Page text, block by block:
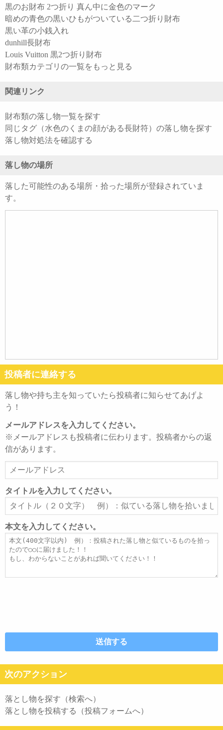
黒のお財布 2つ折り 真ん中に金色のマーク
暗めの青色の黒いひもがついている二つ折り財布
黒い革の小銭入れ
dunhill長財布
Louis Vuitton 黒2つ折り財布
財布類カテゴリの一覧をもっと見る
関連リンク
財布類の落し物一覧を探す
同じタグ（水色のくまの顔がある長財符）の落し物を探す
落し物対処法を確認する
落し物の場所
落した可能性のある場所・拾った場所が登録されていま
す。
投稿者に連絡する
落し物や持ち主を知っていたら投稿者に知らせてあげよ
う！
メールアドレスを入力してください。
※メールアドレスも投稿者に伝わります。投稿者からの返
信があります。
ー
ル
ア
ド
レ
ス
タイトルを入力してください。
タ
イ
ト
ル
本文を入力してください。
本
文
次のアクション
落とし物を探す（検索へ）
落とし物を投稿する（投稿フォームへ）